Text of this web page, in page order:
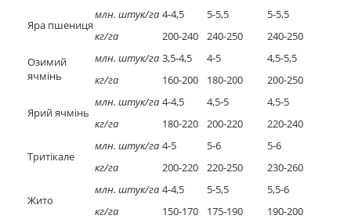
Яра пшениця
млн. штук/га 4-4,5 5-5,5
5-5,5
кг/га
200-240 240-250
240-250
Озимий
ячмінь
млн. штук/га 3,5-4,5 4-5
4,5-5,5
кг/га
160-200 180-200 200-250
Ярий ячмінь
млн. штук/га 4-4,5 4,5-5
4,5-5
кг/га
180-220 200-220 220-240
Тритікале
млн. штук/га 4-5 5-6
5-6
кг/га
200-220 220-250 230-260
Жито
млн. штук/га 4-4,5 5-5,5
5,5-6
кг/га
150-170 175-190 190-200